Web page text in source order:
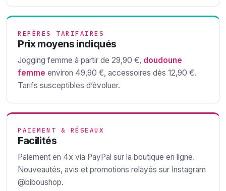
REPÈRES TARIFAIRES
Prix moyens indiqués
Jogging femme à partir de 29,90 €, doudoune
femme environ 49,90 €, accessoires dès 12,90 €.
Tarifs susceptibles d’évoluer.
PAIEMENT & RÉSEAUX
Facilités
Paiement en 4x via PayPal sur la boutique en ligne.
Nouveautés, avis et promotions relayés sur Instagram
@biboushop.